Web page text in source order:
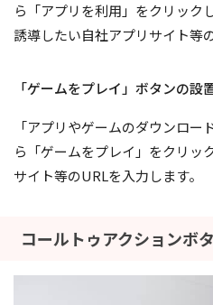
ら「アプリを利用」をクリック
誘導したい自社アプリサイト等
「ゲームをプレイ」ボタンの設
「アプリやゲームのダウンロ
ら「ゲームをプレイ」をクリッ
サイト等のURLを入力します。
コールトゥアクションボ